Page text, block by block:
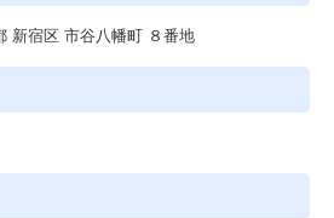
新宿区 市谷八幡町 ８番地